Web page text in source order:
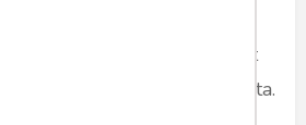
kainnya. Corduroy
bahan pembuatan jaket
panjang, dan blazer wanita.